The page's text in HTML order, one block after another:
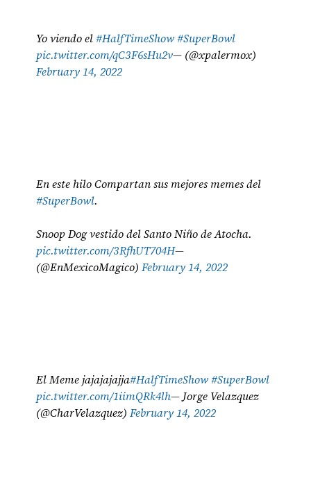
Yo viendo el#HalfTimeShow#SuperBowl
pic.twitter.com/qC3F6sHu2v— (@xpalermox)
February 14, 2022
En este hilo Compartan sus mejores memes del
#SuperBowl.
Snoop Dog vestido del Santo Niño de Atocha.
pic.twitter.com/3RfhUT704H—
(@EnMexicoMagico)February 14, 2022
El Meme jajajajajja#HalfTimeShow#SuperBowl
pic.twitter.com/1iimQRk4lh— Jorge Velazquez
(@CharVelazquez)February 14, 2022